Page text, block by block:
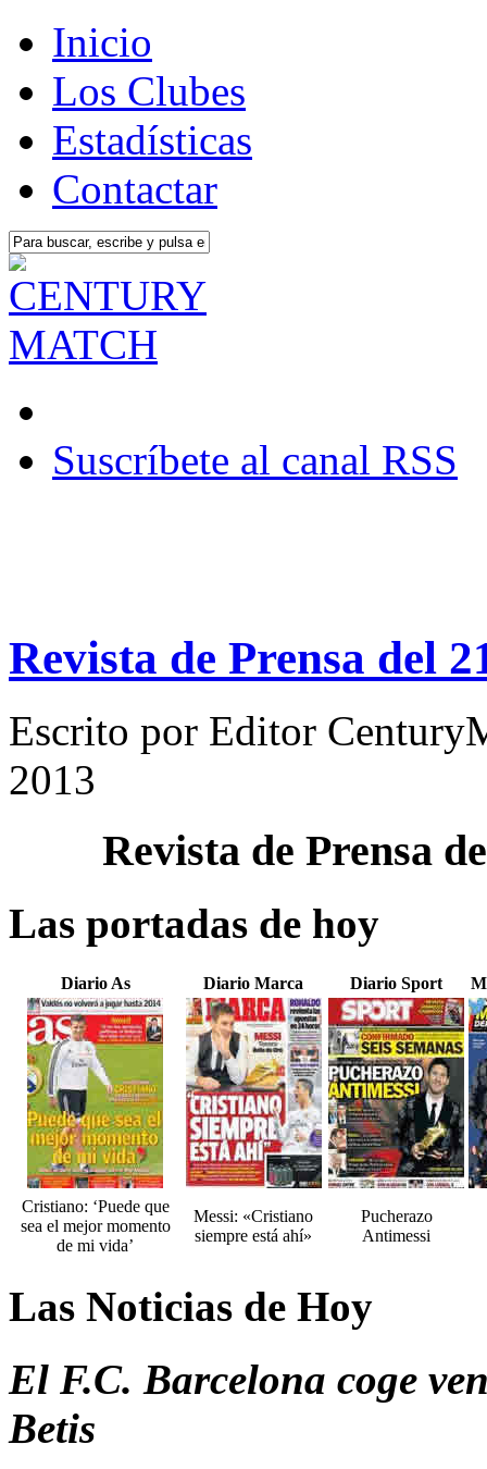
Inicio
Los Clubes
Estadísticas
Contactar
Suscríbete al canal RSS
Revista de Prensa del
Escrito por Editor
2013
Revista de Prensa
Las portadas de hoy
Diario As Diario Marca Diario Sport
Cristiano: ‘Puede que
sea el mejor momento
de mi vida’
Messi: «Cristiano
siempre está ahí»
Pucherazo
Antimessi
Las Noticias de Hoy
El F.C. Barcelona coge
Betis